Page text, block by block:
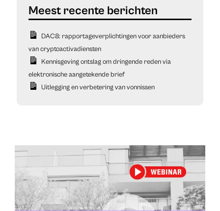
DAC8: rapportageverplichtingen voor aanbieders
van cryptoactivadiensten
Kennisgeving ontslag om dringende reden via
elektronische aangetekende brief
Uitlegging en verbetering van vonnissen